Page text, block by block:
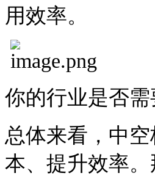
用效率。
你的行业是否
总体来看，中
本、提升效率